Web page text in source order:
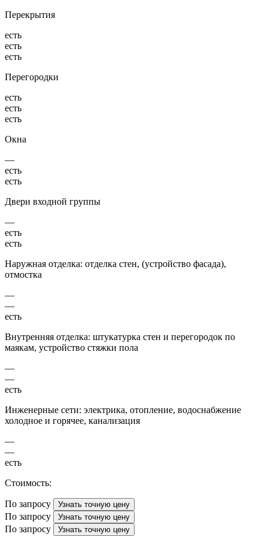
Перекрытия
есть
есть
есть
Перегородки
есть
есть
есть
Окна
—
есть
есть
Двери входной группы
—
есть
есть
Наружная отделка: отделка стен, (устройство фасада),
отмостка
—
—
есть
Внутренняя отделка: штукатурка стен и перегородок по
маякам, устройство стяжки пола
—
—
есть
Инженерные сети: электрика, отопление, водоснабжение
холодное и горячее, канализация
—
—
есть
Стоимость:
По запросу Узнать точную цену
По запросу Узнать точную цену
По запросу Узнать точную цену